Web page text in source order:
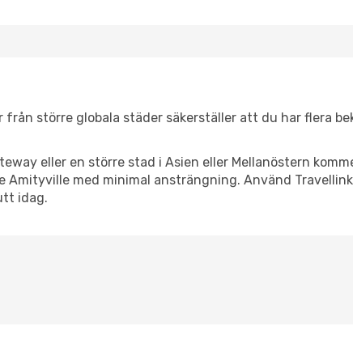
större globala städer säkerställer att du har flera
eller en större stad i Asien eller Mellanöstern
med minimal ansträngning. Använd
idag.